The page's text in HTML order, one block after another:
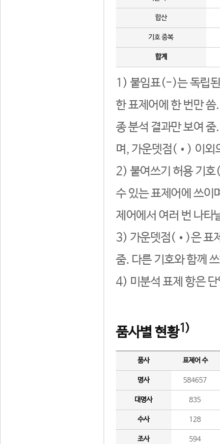
합산
기호 중복
합계
1) 붙임표(-)는 독립된
한 표제어에 한 번만
종 분석 결과만 보여
며, 가운뎃점(•) 이외
2) 붙여쓰기 허용 기호
수 있는 표제어에 쓰이
제어에서 여러 번 나타
3) 가운뎃점(•)은 표
줌. 다른 기호와 함께
4) 미분석 표제 항은
품사별 현황1)
품사 표제어 수
명사 584657
대명사 835
수사 128
조사 594